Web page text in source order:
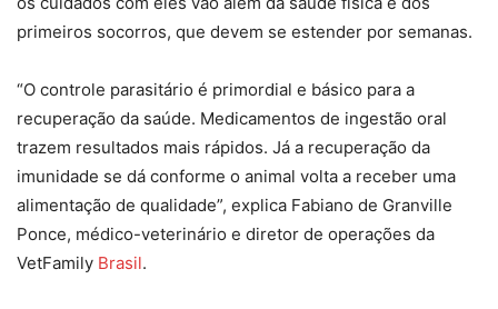
primeiros socorros, que devem se estender por semanas.
“O controle parasitário é primordial e básico para a
recuperação da saúde. Medicamentos de ingestão oral
trazem resultados mais rápidos. Já a recuperação da
imunidade se dá conforme o animal volta a receber uma
alimentação de qualidade”, explica Fabiano de Granville
Ponce, médico-veterinário e diretor de operações da
VetFamily Brasil.